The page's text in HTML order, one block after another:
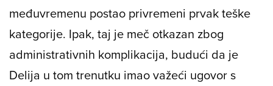
međuvremenu postao privremeni prvak teške
kategorije. Ipak, taj je meč otkazan zbog
administrativnih komplikacija, budući da je
Delija u tom trenutku imao važeći ugovor s